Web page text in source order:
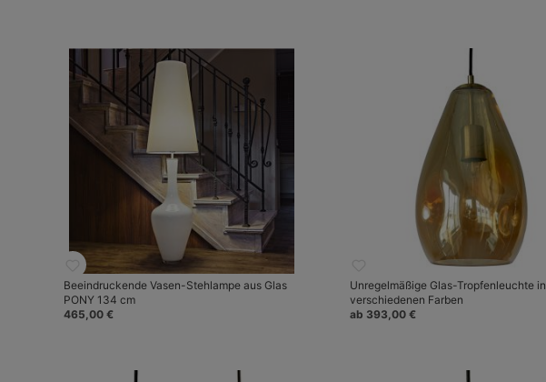
Beeindruckende Vasen-Stehlampe aus Glas
PONY 134 cm
465,00 €
Unregelmäßige Glas-Tropfenleuchte in
verschiedenen Farben
ab 393,00 €